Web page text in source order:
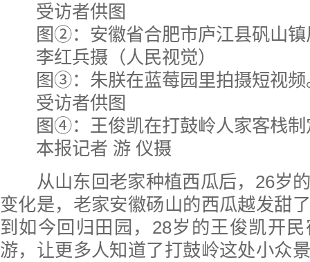
受访者供图
图②：安徽省合肥市庐江县矾山镇
李红兵摄（人民视觉）
图③：朱朕在蓝莓园里拍摄短视频
受访者供图
图④：王俊凯在打鼓岭人家客栈制
本报记者 游 仪摄
从山东回老家种植西瓜后，26岁的
变化是，老家安徽砀山的西瓜越发甜
到如今回归田园，28岁的王俊凯开
游，让更多人知道了打鼓岭这处小众